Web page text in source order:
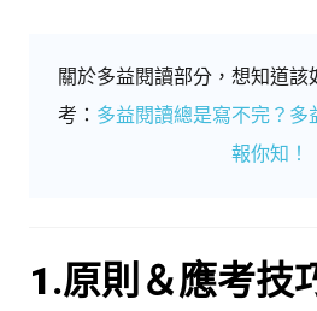
關於多益閱讀部分，想知道
考： 多益閱讀總是寫不完？多
報你知！
1.原則＆應考技